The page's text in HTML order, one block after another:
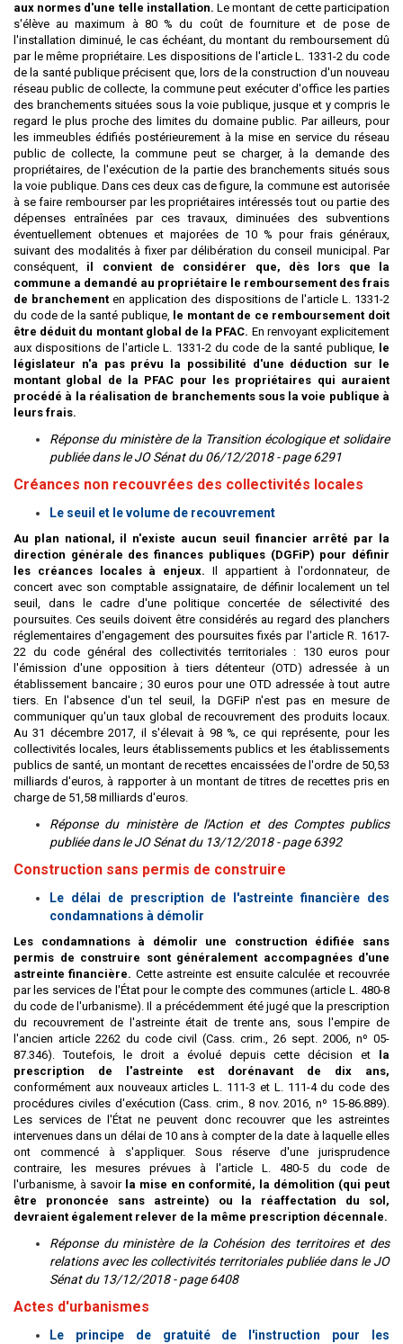
aux normes d'une telle installation. Le montant de cette participation
s'élève au maximum à 80 % du coût de fourniture et de pose de
l'installation diminué, le cas échéant, du montant du remboursement dû
par le même propriétaire. Les dispositions de l'article L. 1331-2 du code
de la santé publique précisent que, lors de la construction d'un nouveau
réseau public de collecte, la commune peut exécuter d'office les parties
des branchements situées sous la voie publique, jusque et y compris le
regard le plus proche des limites du domaine public. Par ailleurs, pour
les immeubles édifiés postérieurement à la mise en service du réseau
public de collecte, la commune peut se charger, à la demande des
propriétaires, de l'exécution de la partie des branchements situés sous
la voie publique. Dans ces deux cas de figure, la commune est autorisée
à se faire rembourser par les propriétaires intéressés tout ou partie des
dépenses entraînées par ces travaux, diminuées des subventions
éventuellement obtenues et majorées de 10 % pour frais généraux,
suivant des modalités à fixer par délibération du conseil municipal. Par
conséquent, il convient de considérer que, dès lors que la
commune a demandé au propriétaire le remboursement des frais
de branchement en application des dispositions de l'article L. 1331-2
du code de la santé publique, le montant de ce remboursement doit
être déduit du montant global de la PFAC. En renvoyant explicitement
aux dispositions de l'article L. 1331-2 du code de la santé publique,
le
législateur n'a pas prévu la possibilité d'une déduction sur le
montant global de la PFAC pour les propriétaires qui auraient
procédé à la réalisation de branchements sous la voie publique à
leurs frais.
Réponse du ministère de la Transition écologique et solidaire
publiée dans le JO Sénat du 06/12/2018 - page 6291
Créances non recouvrées des collectivités locales
Le seuil et le volume de recouvrement
Au plan national, il n'existe aucun seuil financier arrêté par la
direction générale des finances publiques (DGFiP) pour définir
les créances locales à enjeux. Il appartient à l'ordonnateur, de
concert avec son comptable assignataire, de définir localement un tel
seuil, dans le cadre d'une politique concertée de sélectivité des
poursuites. Ces seuils doivent être considérés au regard des planchers
réglementaires d'engagement des poursuites fixés par l'article R. 1617-
22 du code général des collectivités territoriales : 130 euros pour
l'émission d'une opposition à tiers détenteur (OTD) adressée à un
établissement bancaire ; 30 euros pour une OTD adressée à tout autre
tiers. En l'absence d'un tel seuil, la DGFiP n'est pas en mesure de
communiquer qu'un taux global de recouvrement des produits locaux.
Au 31 décembre 2017, il s'élevait à 98 %, ce qui représente, pour les
collectivités locales, leurs établissements publics et les établissements
publics de santé, un montant de recettes encaissées de l'ordre de 50,53
milliards d'euros, à rapporter à un montant de titres de recettes pris en
charge de 51,58 milliards d'euros.
Réponse du ministère de l'Action et des Comptes publics
publiée dans le JO Sénat du 13/12/2018 - page 6392
Construction sans permis de construire
Le délai de prescription de l'astreinte financière des
condamnations à démolir
Les condamnations à démolir une construction édifiée sans
permis de construire sont généralement accompagnées d'une
astreinte financière. Cette astreinte est ensuite calculée et recouvrée
par les services de l'État pour le compte des communes (article L. 480-8
du code de l'urbanisme). Il a précédemment été jugé que la prescription
du recouvrement de l'astreinte était de trente ans, sous l'empire de
l'ancien article 2262 du code civil (Cass. crim., 26 sept. 2006, nº 05-
87.346). Toutefois, le droit a évolué depuis cette décision et
la
prescription de l'astreinte est dorénavant de dix ans,
conformément aux nouveaux articles L. 111-3 et L. 111-4 du code des
procédures civiles d'exécution (Cass. crim., 8 nov. 2016, nº 15-86.889).
Les services de l'État ne peuvent donc recouvrer que les astreintes
intervenues dans un délai de 10 ans à compter de la date à laquelle elles
ont commencé à s'appliquer. Sous réserve d'une jurisprudence
contraire, les mesures prévues à l'article L. 480-5 du code de
l'urbanisme, à savoir la mise en conformité, la démolition (qui peut
être prononcée sans astreinte) ou la réaffectation du sol,
devraient également relever de la même prescription décennale.
Réponse du ministère de la Cohésion des territoires et des
relations avec les collectivités territoriales publiée dans le JO
Sénat du 13/12/2018 - page 6408
Actes d'urbanismes
Le principe de gratuité de l'instruction pour les